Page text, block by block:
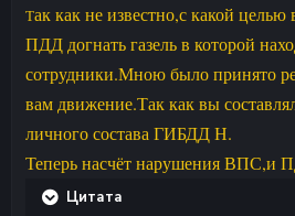
Так как не известно,с какой
ПДД догнать газель в которой
сотрудники.Мною было принято
вам движение.Так как вы
личного состава ГИБДД Н.
Теперь насчёт нарушения ВПС,и
Цитата